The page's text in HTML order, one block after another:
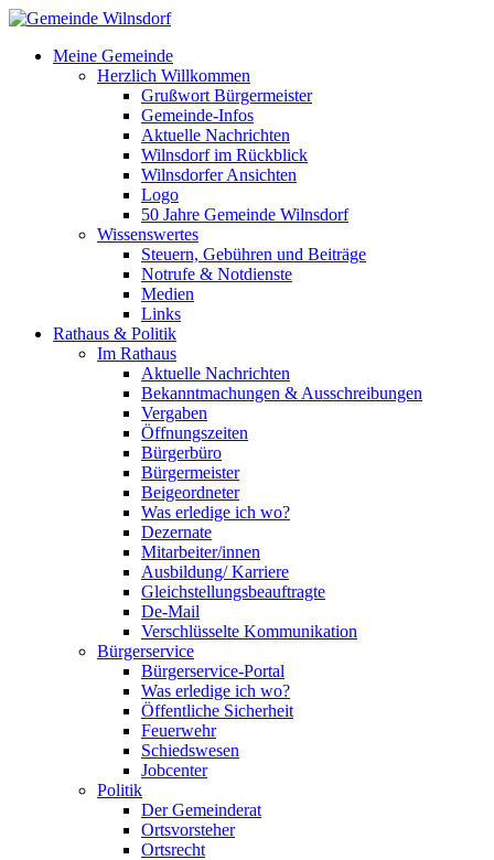
Meine Gemeinde
Herzlich Willkommen
Grußwort Bürgermeister
Gemeinde-Infos
Aktuelle Nachrichten
Wilnsdorf im Rückblick
Wilnsdorfer Ansichten
Logo
50 Jahre Gemeinde Wilnsdorf
Wissenswertes
Steuern, Gebühren und Beiträge
Notrufe & Notdienste
Medien
Links
Rathaus & Politik
Im Rathaus
Aktuelle Nachrichten
Bekanntmachungen & Ausschreibungen
Vergaben
Öffnungszeiten
Bürgerbüro
Bürgermeister
Beigeordneter
Was erledige ich wo?
Dezernate
Mitarbeiter/innen
Ausbildung/ Karriere
Gleichstellungsbeauftragte
De-Mail
Verschlüsselte Kommunikation
Bürgerservice
Bürgerservice-Portal
Was erledige ich wo?
Öffentliche Sicherheit
Feuerwehr
Schiedswesen
Jobcenter
Politik
Der Gemeinderat
Ortsvorsteher
Ortsrecht